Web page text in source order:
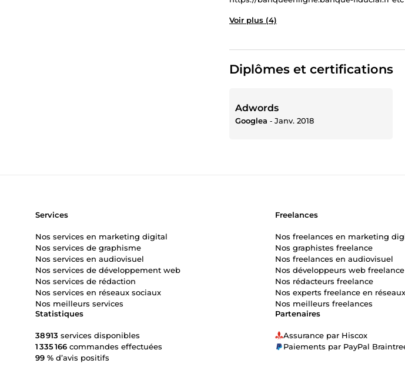
Voir plus (4)
Diplômes et certifications
Adwords
Googlea ‐ Janv. 2018
Partenaires
Assurance par Hiscox
Paiements par PayPal
Statistiques
38 913 services disponibles
1 335 166 commandes effectuées
99 % d’avis positifs
Services
Nos services en marketing digital
Nos services de graphisme
Nos services en audiovisuel
Nos services de développement web
Nos services de rédaction
Nos services en réseaux sociaux
Nos meilleurs services
Freelances
Nos freelances en marketing
Nos graphistes freelance
Nos freelances en audiovisuel
Nos développeurs web freelance
Nos rédacteurs freelance
Nos experts freelance en
Nos meilleurs freelances